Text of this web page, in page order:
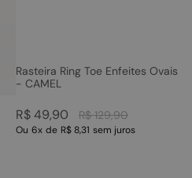
Rasteira Ring Toe Enfeites Ovais
- CAMEL
R$ 129,90
R$49,90
Ou 6x de R$ 8,31 sem juros